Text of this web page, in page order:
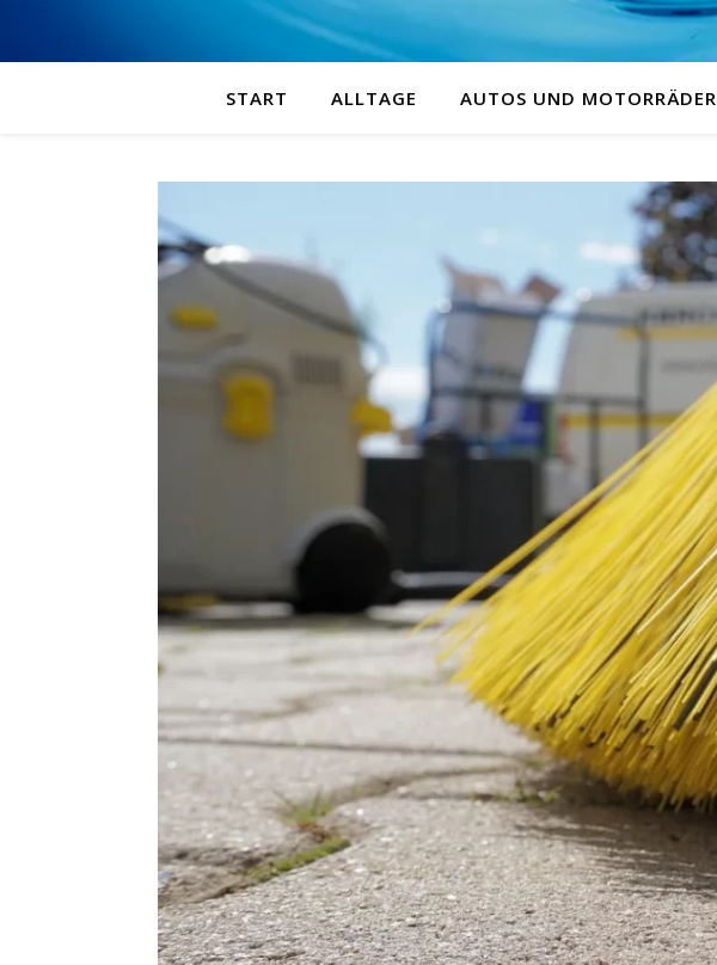
START ALLTAGE AUTOS UND MOTORRÄDER